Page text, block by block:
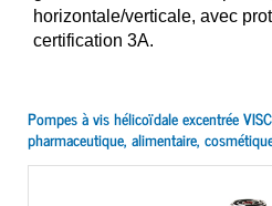
horizontale/verticale, avec
certification 3A.
Pompes à vis hélicoïdale excentrée
pharmaceutique, alimentaire,